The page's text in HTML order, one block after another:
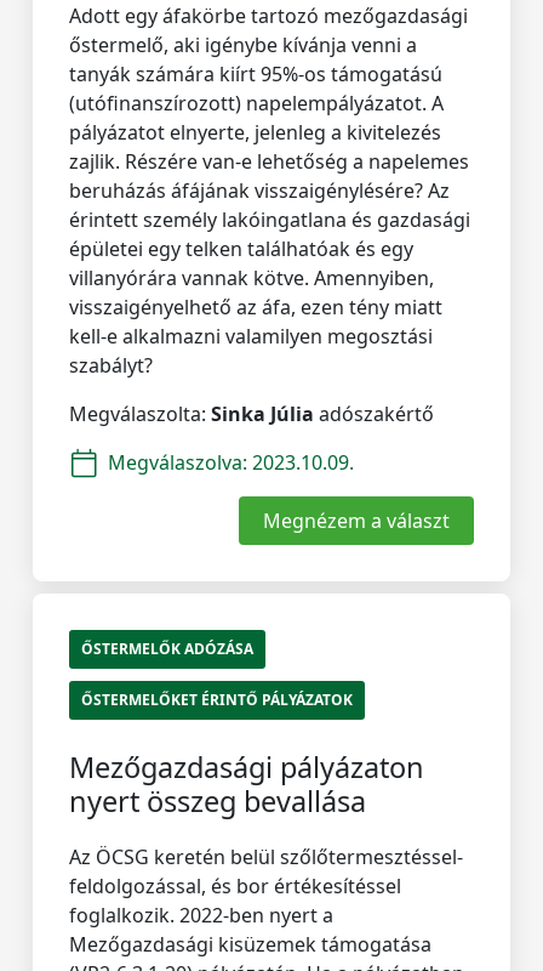
Adott egy áfakörbe tartozó mezőgazdasági
őstermelő, aki igénybe kívánja venni a
tanyák számára kiírt 95%-os támogatású
(utófinanszírozott) napelempályázatot. A
pályázatot elnyerte, jelenleg a kivitelezés
zajlik. Részére van-e lehetőség a napelemes
beruházás áfájának visszaigénylésére? Az
érintett személy lakóingatlana és gazdasági
épületei egy telken találhatóak és egy
villanyórára vannak kötve. Amennyiben,
visszaigényelhető az áfa, ezen tény miatt
kell-e alkalmazni valamilyen megosztási
szabályt?
Megválaszolta: Sinka Júlia adószakértő
Megválaszolva: 2023.10.09.
Megnézem a választ
ŐSTERMELŐK ADÓZÁSA
ŐSTERMELŐKET ÉRINTŐ PÁLYÁZATOK
Mezőgazdasági pályázaton
nyert összeg bevallása
Az ÖCSG keretén belül szőlőtermesztéssel-
feldolgozással, és bor értékesítéssel
foglalkozik. 2022-ben nyert a
Mezőgazdasági kisüzemek támogatása